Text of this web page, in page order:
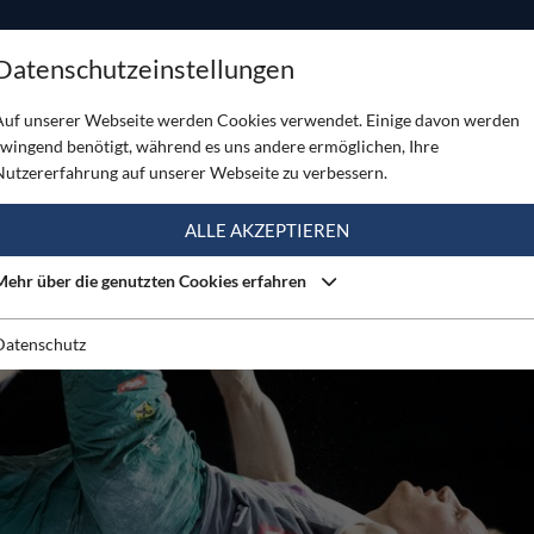
unserer Webseite werden Cookies verwendet. Einige davon werden
benötigt, während es uns andere ermöglichen, Ihre
auf unserer Webseite zu verbessern.
ALLE AKZEPTIEREN
über die genutzten Cookies erfahren